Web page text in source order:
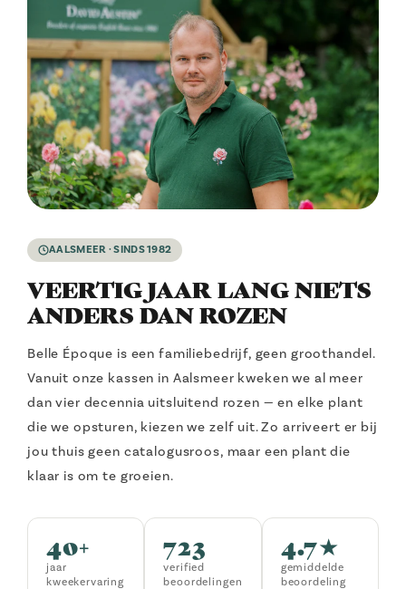
AALSMEER · SINDS 1982
VEERTIG JAAR LANG NIETS
ANDERS DAN ROZEN
Belle Époque is een familiebedrijf, geen groothandel.
Vanuit onze kassen in Aalsmeer kweken we al meer
dan vier decennia uitsluitend rozen — en elke plant
die we opsturen, kiezen we zelf uit. Zo arriveert er bij
jou thuis geen catalogusroos, maar een plant die
klaar is om te groeien.
40+
jaar
kweekervaring
723
verified
beoordelingen
4.7★
gemiddelde
beoordeling